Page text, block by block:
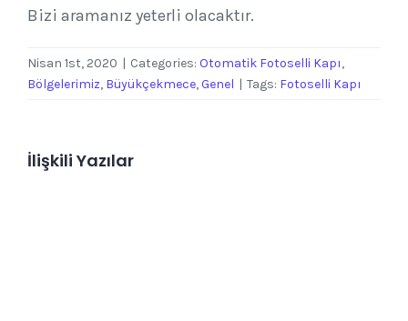
Bizi aramanız yeterli olacaktır.
Nisan 1st, 2020 | Categories: Otomatik Fotoselli Kapı,
Bölgelerimiz, Büyükçekmece,Genel | Tags: Fotoselli Kapı
İlişkili Yazılar